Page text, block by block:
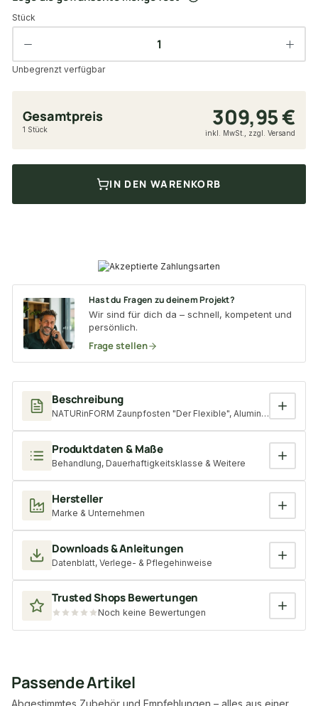
Beschreibung
NATURinFORM Zaunpfosten "Der Flexible", Aluminium
Produktdaten & Maße
Behandlung, Dauerhaftigkeitsklasse & Weitere
Hersteller
Marke & Unternehmen
Downloads & Anleitungen
Datenblatt, Verlege- & Pflegehinweise
Trusted Shops Bewertungen
Noch keine Bewertungen
Stück
Unbegrenzt verfügbar
Gesamtpreis 309,95 €
1 Stück inkl. MwSt., zzgl. Versand
IN DEN WARENKORB
Hast du Fragen zu deinem Projekt?
Wir sind für dich da – schnell, kompetent und
persönlich.
Frage stellen
Passende Artikel
Abgestimmtes Zubehör und Empfehlungen – alles aus einer